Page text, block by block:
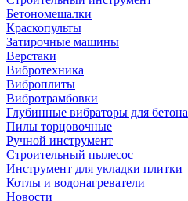
Бетономешалки
Краскопульты
Затирочные машины
Верстаки
Вибротехника
Виброплиты
Вибротрамбовки
Глубинные вибраторы для бетона
Пилы торцовочные
Ручной инструмент
Строительный пылесос
Инструмент для укладки плитки
Котлы и водонагреватели
Новости